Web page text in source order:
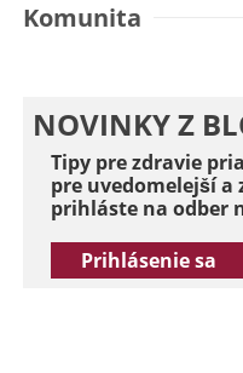
Komunita
NOVINKY Z
Tipy pre zdravie
pre uvedomelejší
prihláste na odber
Prihlásenie sa